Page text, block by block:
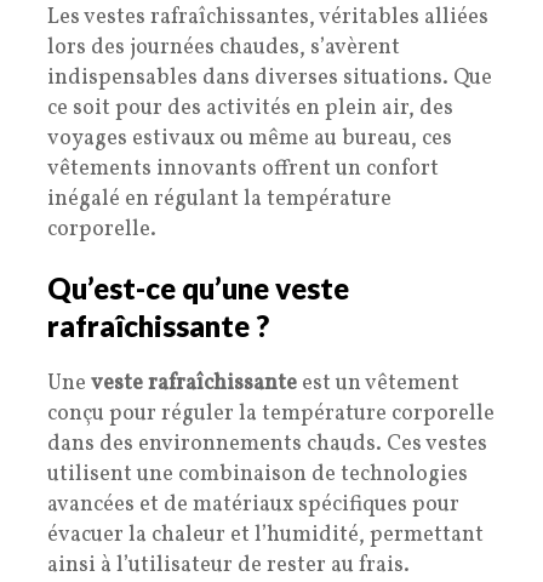
Les vestes rafraîchissantes, véritables alliées
lors des journées chaudes, s’avèrent
indispensables dans diverses situations. Que
ce soit pour des activités en plein air, des
voyages estivaux ou même au bureau, ces
vêtements innovants offrent un confort
inégalé en régulant la température
corporelle.
Qu’est-ce qu’une veste
rafraîchissante ?
Une veste rafraîchissante est un vêtement
conçu pour réguler la température corporelle
dans des environnements chauds. Ces vestes
utilisent une combinaison de technologies
avancées et de matériaux spécifiques pour
évacuer la chaleur et l’humidité, permettant
ainsi à l’utilisateur de rester au frais.